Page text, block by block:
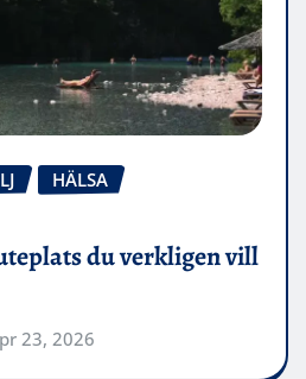
HÄLSA
du verkligen vill
23, 2026